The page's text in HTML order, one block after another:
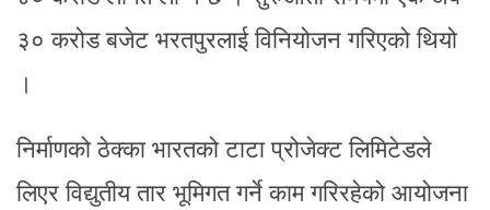
३० करोड बजेट भरतपुरलाई विनियोजन गरिएको थियो
।
निर्माणको ठेक्का भारतको टाटा प्रोजेक्ट लिमिटेडले
लिएर विद्युतीय तार भूमिगत गर्ने काम गरिरहेको आयोजना